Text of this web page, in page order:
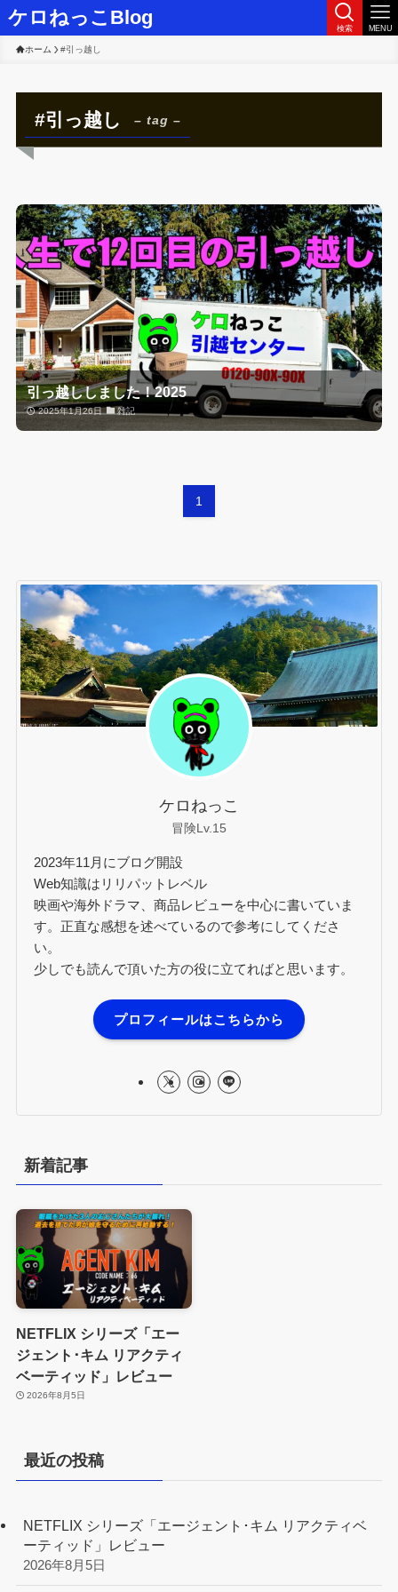
ケロねっこBlog 検索 MENU
ホーム #引っ越し
#引っ越し – tag –
引っ越ししました！2025
2025年1月26日 雑記
1
ケロねっこ
冒険Lv.15
2023年11月にブログ開設
Web知識はリリパットレベル
映画や海外ドラマ、商品レビューを中心に書いていま
す。正直な感想を述べているので参考にしてくださ
い。
少しでも読んで頂いた方の役に立てればと思います。
プロフィールはこちらから
新着記事
NETFLIX シリーズ「エー
ジェント･キム リアクティ
ベーティッド」レビュー
2026年8月5日
最近の投稿
NETFLIX シリーズ「エージェント･キム リアクティベ
ーティッド」レビュー
2026年8月5日